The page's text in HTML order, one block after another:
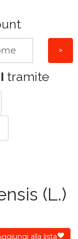
tramite
(L.)
alla lista